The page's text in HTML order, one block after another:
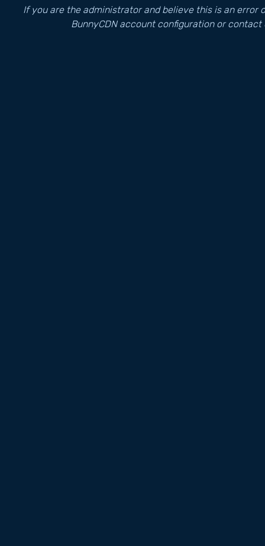
If you are the administrator and believe this is an error
BunnyCDN account configuration or